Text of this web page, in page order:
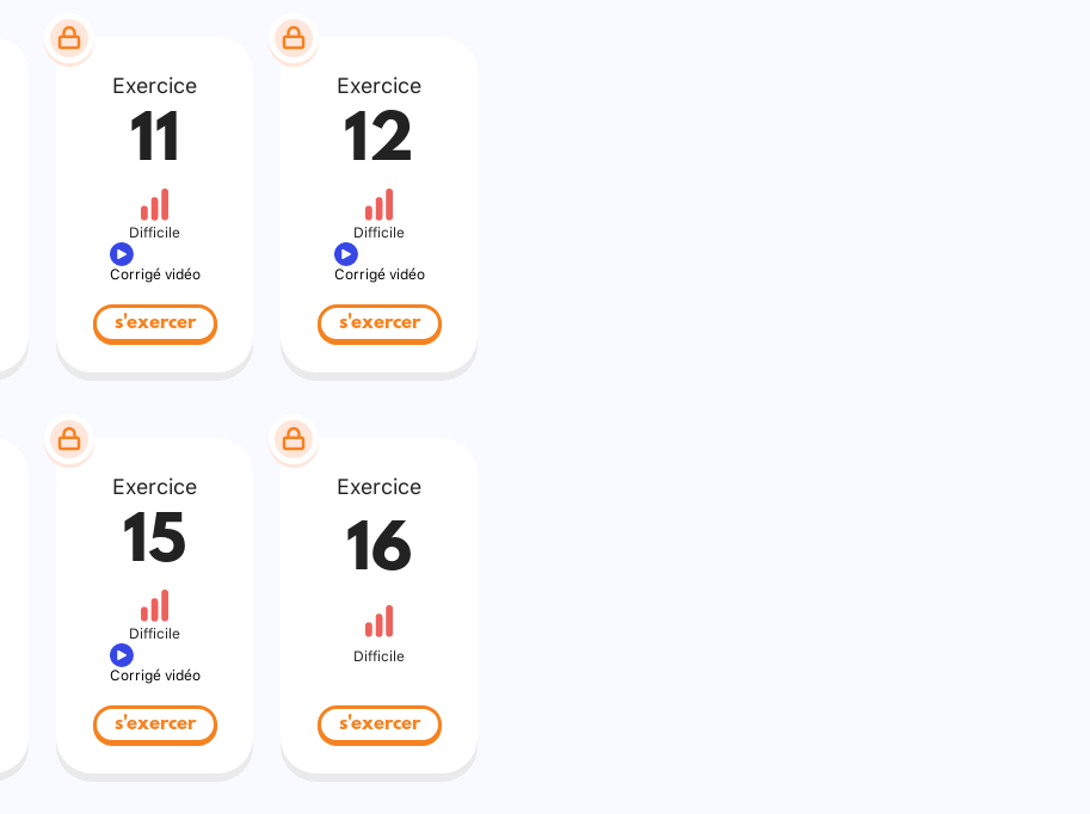
Exercice
11
Difficile
Corrigé vidéo
s'exercer
Exercice
12
Difficile
Corrigé vidéo
s'exercer
Exercice
15
Difficile
Corrigé vidéo
s'exercer
Exercice
16
Difficile
s'exercer